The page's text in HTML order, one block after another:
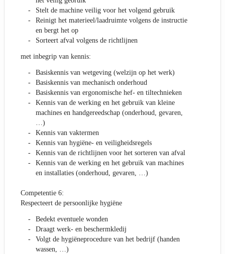
Stelt de machine veilig voor het volgend gebruik
Reinigt het materieel/laadruimte volgens de instructie
en bergt het op
Sorteert afval volgens de richtlijnen
met inbegrip van kennis:
Basiskennis van wetgeving (welzijn op het werk)
Basiskennis van mechanisch onderhoud
Basiskennis van ergonomische hef- en tiltechnieken
Kennis van de werking en het gebruik van kleine
machines en handgereedschap (onderhoud, gevaren,
…)
Kennis van vaktermen
Kennis van hygiëne- en veiligheidsregels
Kennis van de richtlijnen voor het sorteren van afval
Kennis van de werking en het gebruik van machines
en installaties (onderhoud, gevaren, …)
Competentie 6:
Respecteert de persoonlijke hygiëne
Bedekt eventuele wonden
Draagt werk- en beschermkledij
Volgt de hygiëneprocedure van het bedrijf (handen
wassen, …)